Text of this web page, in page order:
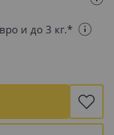
и до 3 кг.*